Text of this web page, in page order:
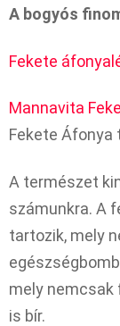
A bogyós
Fekete
Mannavita
Fekete Áfonya
A természet
számunkra. A
tartozik, mely
mely nemcsak
is bír.